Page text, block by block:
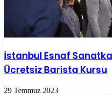
İstanbul Esnaf
Ücretsiz Barista Kursu
29 Temmuz 2023